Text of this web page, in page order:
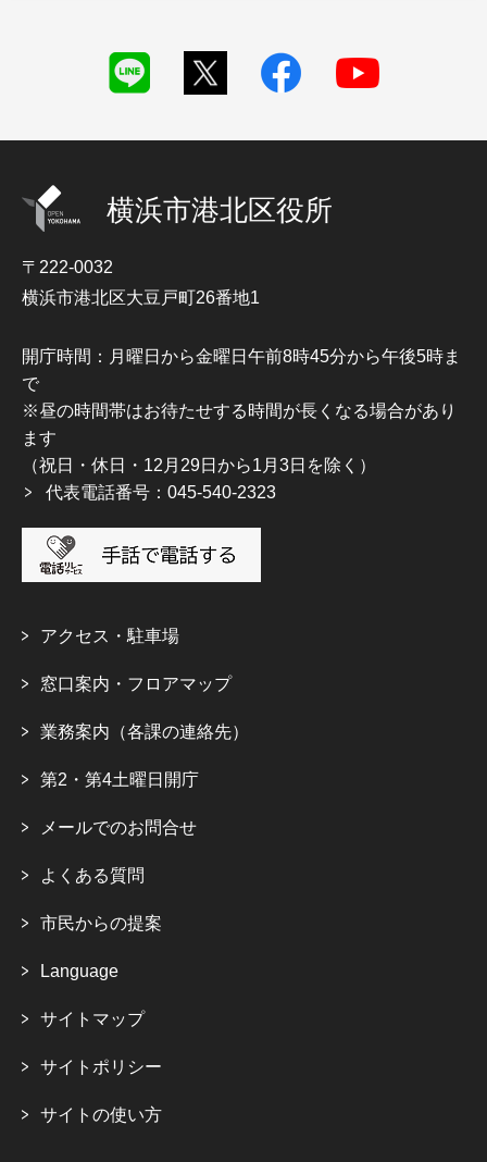
横浜市港北区役所
〒222-0032
横浜市港北区大豆戸町26番地1
開庁時間：月曜日から金曜日午前8時45分から午後5時ま
で
※昼の時間帯はお待たせする時間が長くなる場合があり
ます
（祝日・休日・12月29日から1月3日を除く）
代表電話番号：045-540-2323
アクセス・駐車場
窓口案内・フロアマップ
業務案内（各課の連絡先）
第2・第4土曜日開庁
メールでのお問合せ
よくある質問
市民からの提案
Language
サイトマップ
サイトポリシー
サイトの使い方